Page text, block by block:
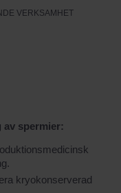
VERKSAMHET
spermier:
kryokonserverad